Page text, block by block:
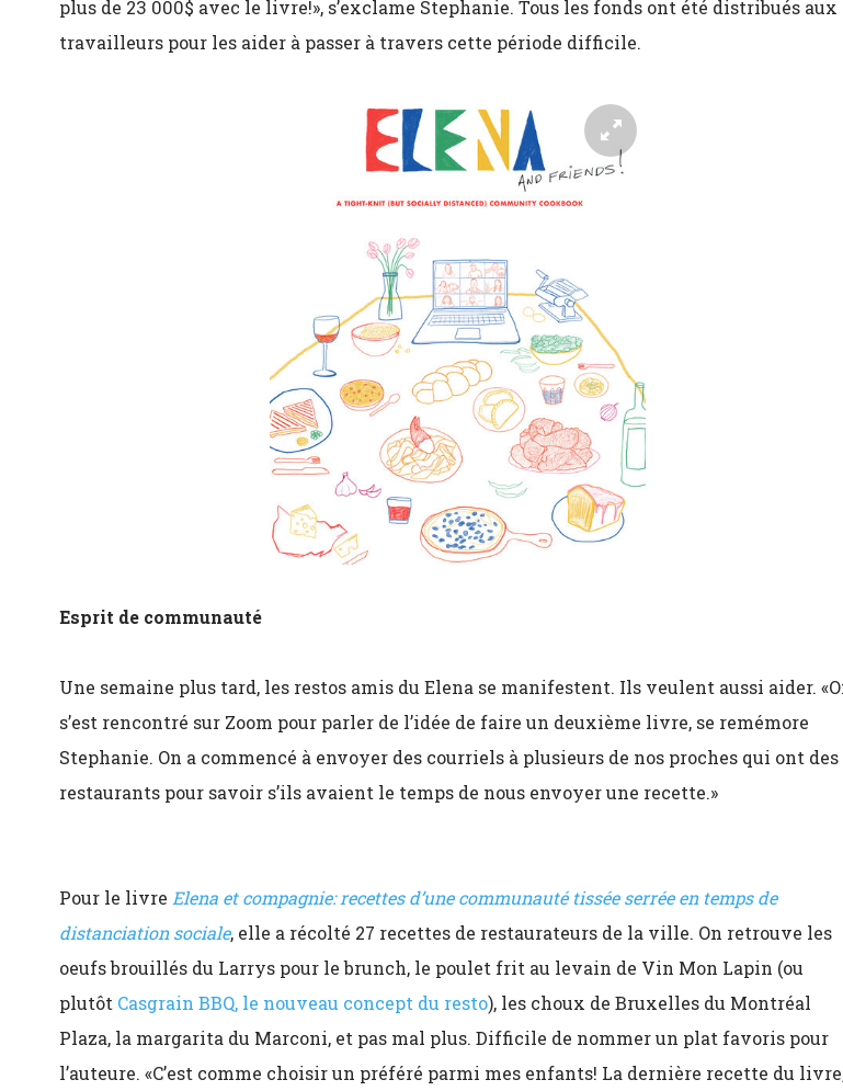
Une semaine plus tard, les restos amis du Elena se manifestent. Ils veulent aussi aider. «On
s’est rencontré sur Zoom pour parler de l’idée de faire un deuxième livre, se remémore
Stephanie. On a commencé à envoyer des courriels à plusieurs de nos proches qui ont des
restaurants pour savoir s’ils avaient le temps de nous envoyer une recette.»
distanciation sociale, elle a récolté 27 recettes de restaurateurs de la ville. On retrouve les
plutôtCasgrain BBQ, le nouveau concept du resto), les choux de Bruxelles du Montréal
Plaza, la margarita du Marconi, et pas mal plus. Difficile de nommer un plat favoris pour
l’auteure. «C’est comme choisir un préféré parmi mes enfants! La dernière recette du livre,
le gâteau au pamplemousse et Amermeladede la Pâtisserie Rhubarbe est vraiment bon et
mais pas compliqué!» – et elle craque pour le grilled cheese du McKiernan, «vraiiiment
décadent!».